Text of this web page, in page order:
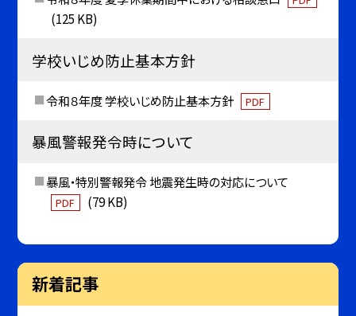
(125 KB)
学校いじめ防止基本方針
令和８年度 学校いじめ防止基本方針 PDF
暴風警報発令時について
暴風・特別警報発令 地震発生時の対応について
PDF (79 KB)
新着記事